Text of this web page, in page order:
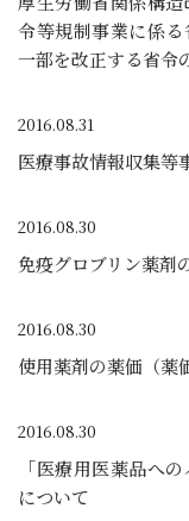
令等規制事業に係
一部を改正する省令
2016.08.31
医療事故情報収集等
2016.08.30
免疫グロブリン薬剤
2016.08.30
使用薬剤の薬価（薬
2016.08.30
「医療用医薬品へ
について